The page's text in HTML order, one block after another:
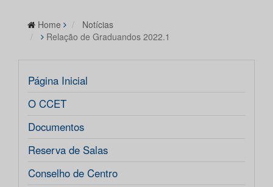
Home
Notícias
Relação de Graduandos 2022.1
Página Inicial
O CCET
Documentos
Reserva de Salas
Conselho de Centro